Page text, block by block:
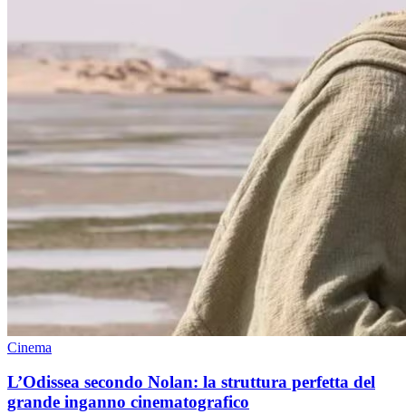
Cinema
L’Odissea secondo Nolan: la struttura perfetta del
grande inganno cinematografico